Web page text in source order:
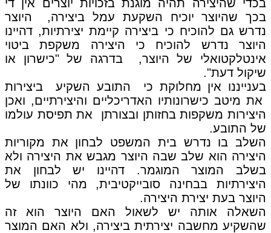
בכדי שהיצירה תהיה מוגנת בזכויות יוצרים אין די
בכך שהיוצר יוכיח השקעת עמל ביצירה, היוצר
נדרש גם להוכיח כי ביצירה קיימת יצירתיות, דהיינו
היוצר נדרש להוכיח כי היצירה משקפת ביטוי
אינטלקטואלי של היוצר, בדרגה של "כישרון או
שיקול דעת".
בענייננו אין מחלוקת כי התובע השקיע ביצירות
את מיטב כישרונותיו האדריכליים והיצירתיים, ואכן
היצירות משקפות בחזותן ובצורתן את תפיסת עולמו
של התובע.
השלב בו נדרש בית המשפט לבחון את מקוריות
היצירה הוא שלב שבה היוצר מגבש את היצירה ולא
בשלב המוצר המוגמר. דהיינו יש לבחון את
היצירתיות בבחינה סובייקטיבית, מהי כוונתו של
היוצר בעת יצירת היצירה.
השאלה אותה יש לשאול האם היוצר הוא זה
שהשקיע מחשבה יצירתית ביצירה, ולא האם המוצר